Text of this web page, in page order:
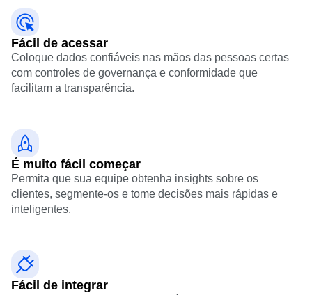
Experimentação de recursos
Experimentação web
Gerenciamento de recursos
Ativação
Governança de dados
Integrações
Retenção
Monetização
Equipe
Produto
Dados
Engenharia
Tamanho
Startups
Empresarial
Conectar
Comunidade
Eventos
Clientes
Parceiros
Suporte e serviços
Central de ajuda para clientes
Sucesso do cliente
Atualizações de produtos
Ferramentas
Benchmarks
Biblioteca de prompts
Modelos
Fácil de acessar
Coloque dados confiáveis nas mãos das pessoas certas
com controles de governança e conformidade que
facilitam a transparência.
É muito fácil começar
Permita que sua equipe obtenha insights sobre os
clientes, segmente-os e tome decisões mais rápidas e
inteligentes.
Fácil de integrar